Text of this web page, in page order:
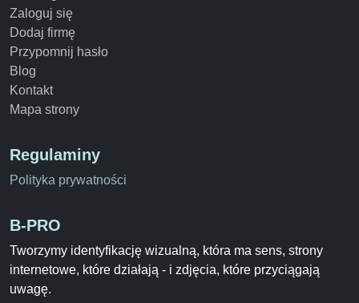
Zaloguj się
Dodaj firmę
Przypomnij hasło
Blog
Kontakt
Mapa strony
Regulaminy
Polityka prywatności
B-PRO
Tworzymy identyfikację wizualną, która ma sens, strony
internetowe, które działają - i zdjęcia, które przyciągają
uwagę.